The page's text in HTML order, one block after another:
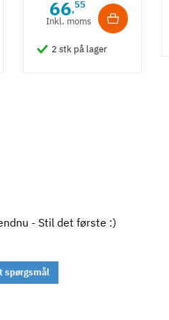
- Guldfarvet
66,55
Inkl. moms
2 stk på lager
- Stil det første :)
spørgsmål